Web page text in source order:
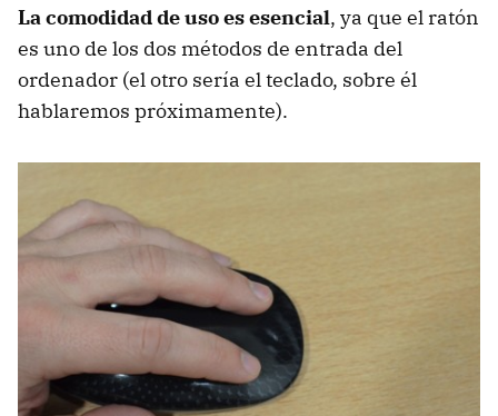
La comodidad de uso es esencial, ya que el ratón
es uno de los dos métodos de entrada del
ordenador (el otro sería el teclado, sobre él
hablaremos próximamente).